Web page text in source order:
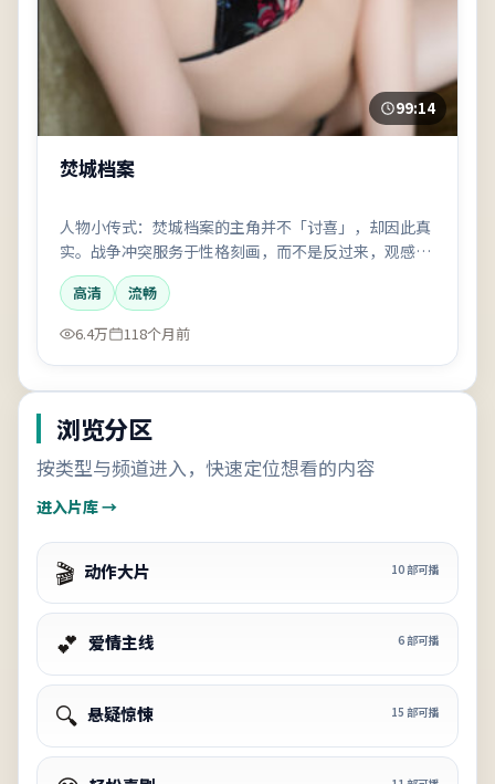
99:14
焚城档案
人物小传式：焚城档案的主角并不「讨喜」，却因此真
实。战争冲突服务于性格刻画，而不是反过来，观感会
偏文艺一点。
高清
流畅
6.4万
118个月前
浏览分区
按类型与频道进入，快速定位想看的内容
进入片库 →
🎬 动作大片 10部可播
💕 爱情主线 6部可播
🔍 悬疑惊悚 15 部可播